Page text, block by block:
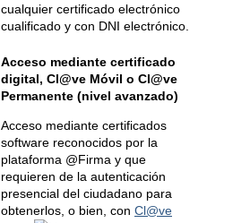
cualquier certificado electrónico
cualificado y con DNI electrónico.
Acceso mediante certificado
digital, Cl@ve Móvil o Cl@ve
Permanente (nivel avanzado)
Acceso mediante certificados
software reconocidos por la
plataforma @Firma y que
requieren de la autenticación
presencial del ciudadano para
obtenerlos, o bien, con Cl@ve